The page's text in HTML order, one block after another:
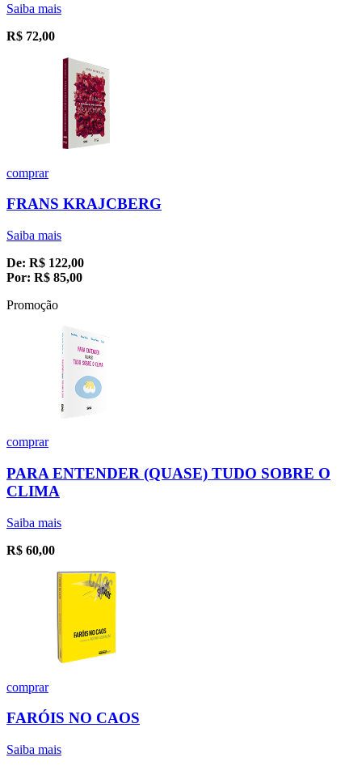
Saiba mais
R$ 72,00
comprar
FRANS KRAJCBERG
Saiba mais
De: R$ 122,00
Por: R$ 85,00
Promoção
comprar
PARA ENTENDER (QUASE) TUDO SOBRE O
CLIMA
Saiba mais
R$ 60,00
comprar
FARÓIS NO CAOS
Saiba mais